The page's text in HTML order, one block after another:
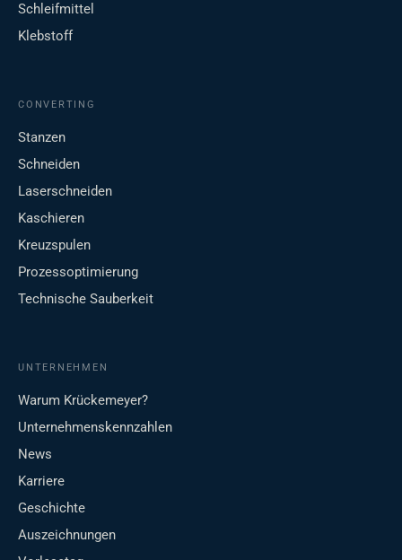
Schleifmittel
Klebstoff
CONVERTING
Stanzen
Schneiden
Laserschneiden
Kaschieren
Kreuzspulen
Prozessoptimierung
Technische Sauberkeit
UNTERNEHMEN
Warum Krückemeyer?
Unternehmenskennzahlen
News
Karriere
Geschichte
Auszeichnungen